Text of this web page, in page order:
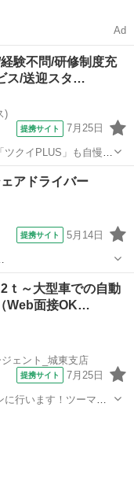
Ad
験不問/研修制度充
ス/送迎スタ…
)
提携サイト 7月25日
クイPLUS」も自慢で
アドライバー
提携サイト 5月14日
区板橋2-4-41 日本交通株式会社 下板橋駅徒歩3分 [職...
ｔ～大型車での自動
Web面接OK…
ェント_城東支店
提携サイト 7月25日
行います！ツーマン